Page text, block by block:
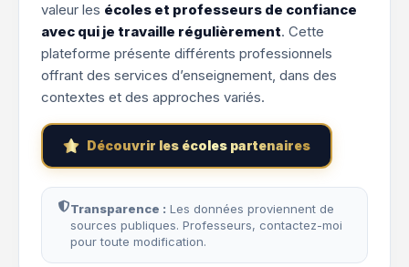
valeur les écoles et professeurs de confiance
avec qui je travaille régulièrement. Cette
plateforme présente différents professionnels
offrant des services d’enseignement, dans des
contextes et des approches variés.
Découvrir les écoles partenaires
Transparence : Les données proviennent de
sources publiques. Professeurs, contactez-moi
pour toute modification.